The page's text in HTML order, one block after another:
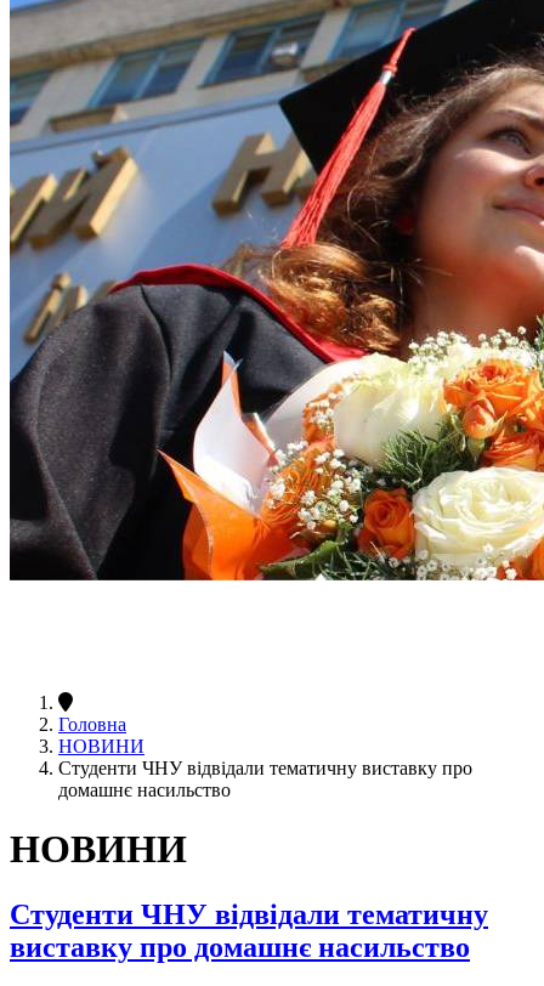
Головна
НОВИНИ
Студенти ЧНУ відвідали тематичну виставку про
домашнє насильство
НОВИНИ
Студенти ЧНУ відвідали тематичну
виставку про домашнє насильство